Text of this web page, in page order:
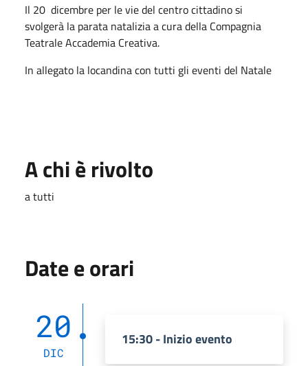
Il 20 dicembre per le vie del centro cittadino si
svolgerà la parata natalizia a cura della Compagnia
Teatrale Accademia Creativa.
In allegato la locandina con tutti gli eventi del Natale
A chi è rivolto
a tutti
Date e orari
20
DIC
15:30 - Inizio evento